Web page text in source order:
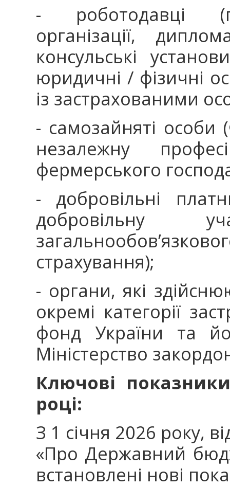
- роботодавці
організації,
консульські
юридичні / фізичні
із застрахованими
- самозайняті особи
незалежну
фермерського
- добровільні
добровільну
страхування);
- органи, які
окремі категорії
фонд України та
Міністерство
Ключові
році:
З 1 січня 2026 року,
«Про Державний
встановлені нові